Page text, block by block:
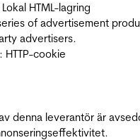
HTML-lagring
of advertisement
advertisers.
: HTTP-cookie
denna leverantör är